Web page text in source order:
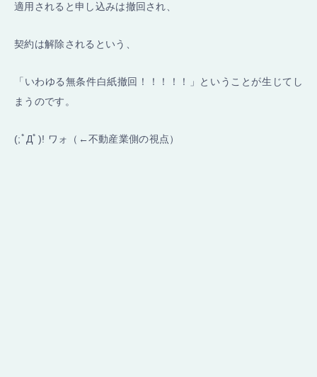
適用されると申し込みは撤回され、
契約は解除されるという、
「いわゆる無条件白紙撤回！！！！！」ということが生じてし
まうのです。
(;ﾟДﾟ)! ワォ（←不動産業側の視点）